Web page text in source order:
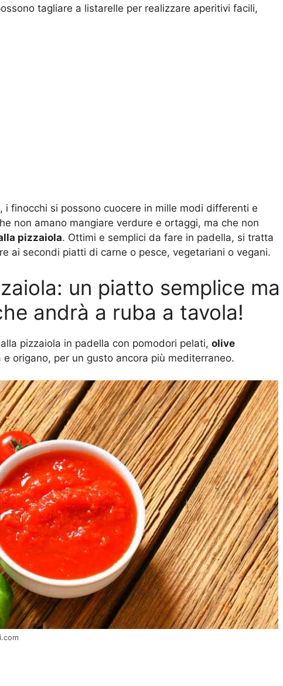
tagliare a listarelle per realizzare aperitivi facili,
i finocchi si possono cuocere in mille modi differenti e
non amano mangiare verdure e ortaggi, ma che non
pizzaiola. Ottimi e semplici da fare in padella, si tratta
ai secondi piatti di carne o pesce, vegetariani o vegani.
un piatto semplice ma
andrà a ruba a tavola!
pizzaiola in padella con pomodori pelati, olive
e origano, per un gusto ancora più mediterraneo.